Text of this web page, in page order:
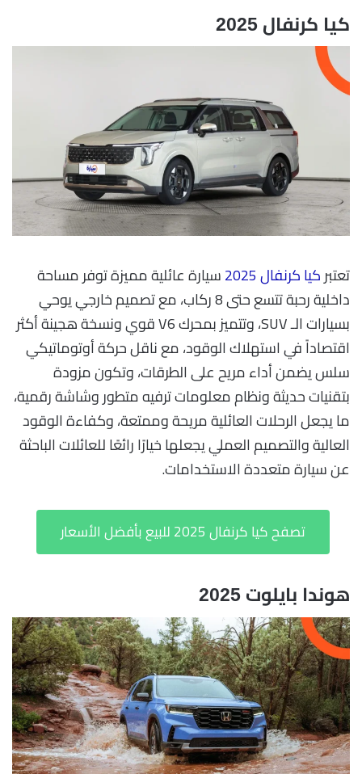
كيا كرنفال 2025
تعتبركيا كرنفال 2025
سيارة عائلية مميزة توفر مساحة
داخلية رحبة تتسع حتى 8 ركاب، مع تصميم خارجي يوحي
بسيارات الـ SUV، وتتميز بمحرك V6 قوي ونسخة هجينة أكثر
اقتصاداً في استهلاك الوقود، مع ناقل حركة أوتوماتيكي
سلس يضمن أداء مريح على الطرقات، وتكون مزودة
بتقنيات حديثة ونظام معلومات ترفيه متطور وشاشة رقمية،
ما يجعل الرحلات العائلية مريحة وممتعة، وكفاءة الوقود
العالية والتصميم العملي يجعلها خيارًا رائعًا للعائلات الباحثة
عن سيارة متعددة الاستخدامات.
تصفح كيا كرنفال 2025 للبيع بأفضل الأسعار
هوندا بايلوت 2025